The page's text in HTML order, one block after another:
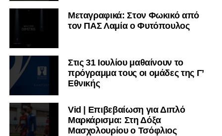
Μεταγραφικά: Στον Φωκικό από
τον ΠΑΣ Λαμία ο Φυτόπουλος
Στις 31 Ιουλίου μαθαίνουν το
πρόγραμμα τους οι ομάδες της Γ’
Εθνικής
Vid | Επιβεβαίωση για Διπλό
Μαρκάρισμα: Στη Δόξα
Μασχολουρίου ο Τσόφλιος